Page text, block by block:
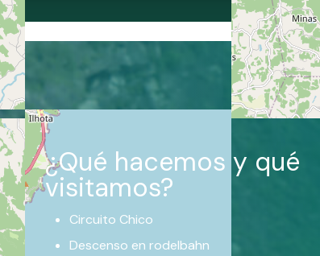
¿Qué hacemos y qué
visitamos?
Circuito Chico
Descenso en rodelbahn